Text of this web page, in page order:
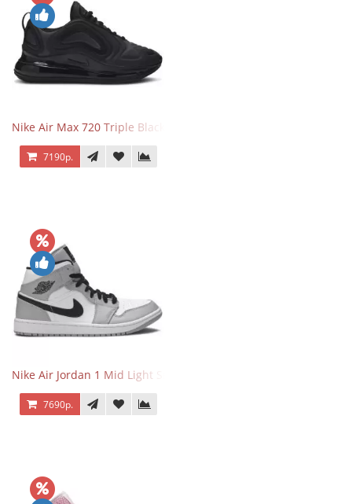
Nike Air Max 720 Triple Black
7190р.
Nike Air Jordan 1 Mid Light Smoke Grey
7690р.